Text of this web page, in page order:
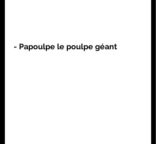
- Papoulpe le poulpe géant